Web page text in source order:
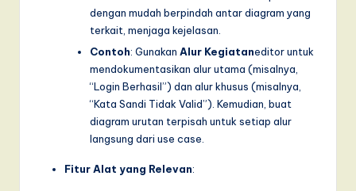
dengan mudah berpindah antar diagram yang
terkait, menjaga kejelasan.
Contoh: Gunakan Alur Kegiataneditor untuk
mendokumentasikan alur utama (misalnya,
“Login Berhasil”) dan alur khusus (misalnya,
“Kata Sandi Tidak Valid”). Kemudian, buat
diagram urutan terpisah untuk setiap alur
langsung dari use case.
Fitur Alat yang Relevan: